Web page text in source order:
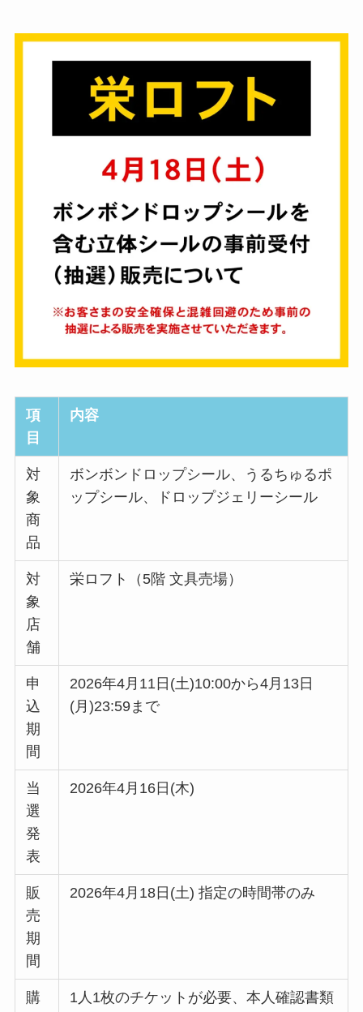
項
目
内容
対
象
商
品
ボンボンドロップシール、うるちゅるポ
ップシール、ドロップジェリーシール
対
象
店
舗
栄ロフト（5階 文具売場）
申
込
期
間
2026年4月11日(土)10:00から4月13日
(月)23:59まで
当
選
発
表
2026年4月16日(木)
販
売
期
間
2026年4月18日(土) 指定の時間帯のみ
購
1人1枚のチケットが必要、本人確認書類